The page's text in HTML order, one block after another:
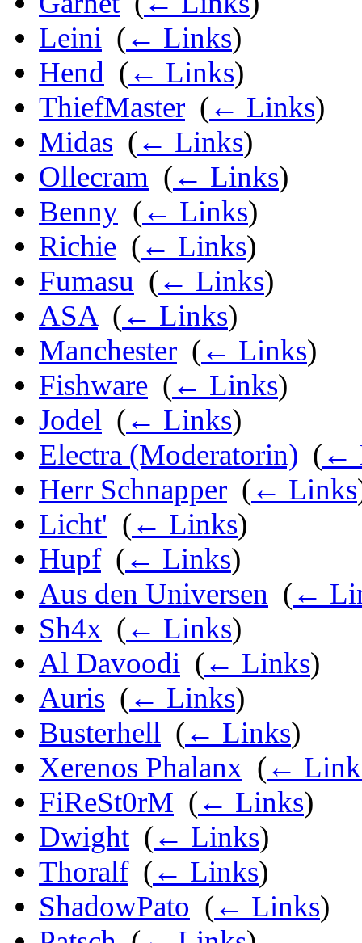
Leini (← Links)
Hend (← Links)
ThiefMaster (← Links)
Midas (← Links)
Ollecram (← Links)
Benny (← Links)
Richie (← Links)
Fumasu (← Links)
ASA‎ (← Links)
Manchester (← Links)
Fishware (← Links)
Jodel (← Links)
Electra (Moderatorin) (←
Herr Schnapper (← Links
Licht' (← Links)
Hupf‎ (← Links)
Aus den Universen (←
Sh4x (← Links)
Al Davoodi (← Links)
Auris (← Links)
Busterhell (← Links)
Xerenos Phalanx (←
FiReSt0rM (← Links)
Dwight (← Links)
Thoralf‎ (← Links)
ShadowPato (← Links)